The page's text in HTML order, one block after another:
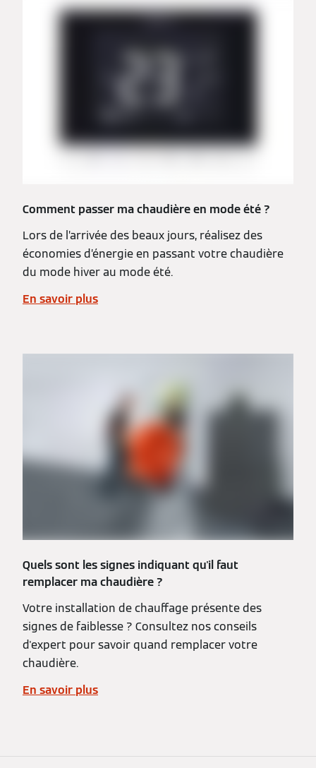
Comment passer ma chaudière en mode été ?
Lors de l’arrivée des beaux jours, réalisez des
économies d’énergie en passant votre chaudière
du mode hiver au mode été.
En savoir plus
Quels sont les signes indiquant qu'il faut
remplacer ma chaudière ?
Votre installation de chauffage présente des
signes de faiblesse ? Consultez nos conseils
d'expert pour savoir quand remplacer votre
chaudière.
En savoir plus